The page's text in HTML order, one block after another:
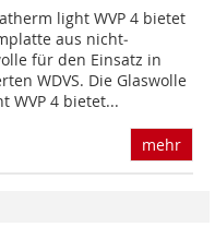
light WVP 4 bietet
aus nicht­
für den Einsatz in
WDVS. Die Glaswolle
WVP 4 bietet...
mehr